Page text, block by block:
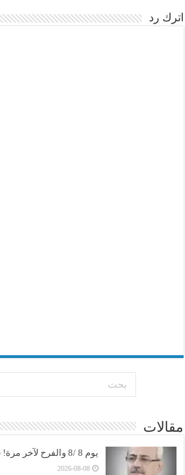
اترك رد
مقالات
يوم 8 /8 والفرح لآخر مرة! فلاح المشعل
2026-08-08